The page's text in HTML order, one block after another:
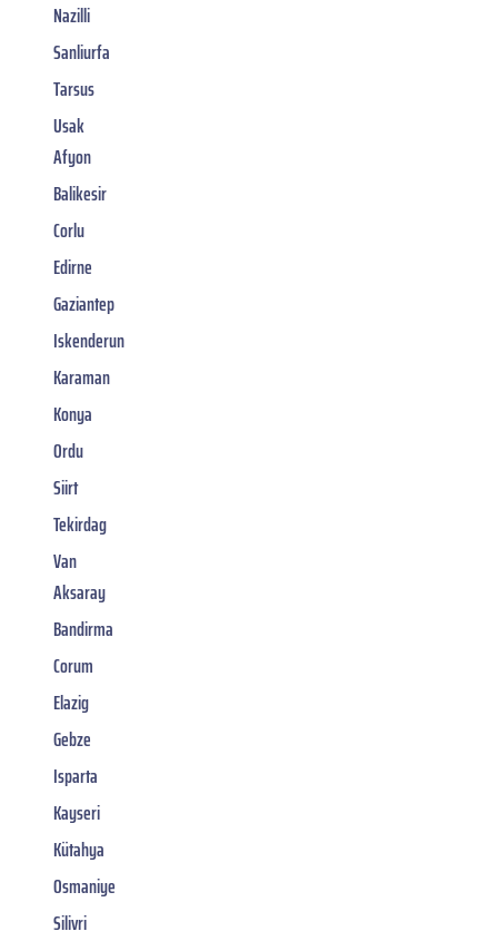
Nazilli
Sanliurfa
Tarsus
Usak
Afyon
Balikesir
Corlu
Edirne
Gaziantep
Iskenderun
Karaman
Konya
Ordu
Siirt
Tekirdag
Van
Aksaray
Bandirma
Corum
Elazig
Gebze
Isparta
Kayseri
Kütahya
Osmaniye
Silivri